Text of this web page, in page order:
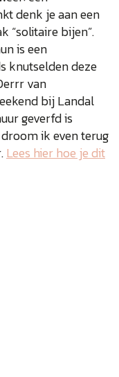
denk je aan een
“solitaire bijen”.
is een
knutselden deze
van
bij Landal
geverfd is
ik even terug
Lees hier hoe je dit